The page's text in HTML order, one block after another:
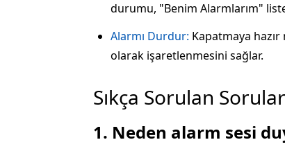
durumu, "Benim Alarmlarım"
Alarmı Durdur: Kapatmaya hazır
olarak işaretlenmesini sağlar.
Sıkça Sorulan Sorular
1. Neden alarm sesi